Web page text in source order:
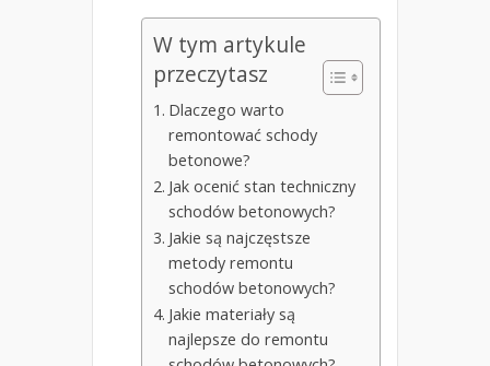
W tym artykule
przeczytasz
Dlaczego warto
remontować schody
betonowe?
Jak ocenić stan techniczny
schodów betonowych?
Jakie są najczęstsze
metody remontu
schodów betonowych?
Jakie materiały są
najlepsze do remontu